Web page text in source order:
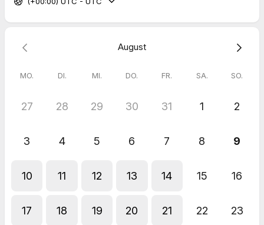
August
MO. DI. MI. DO. FR. SA. SO.
27 28 29 30 31 1 2
3 4 5 6 7 8 9
10 11 12 13 14 15 16
17 18 19 20 21 22 23